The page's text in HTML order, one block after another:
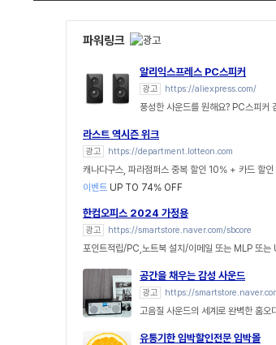
파워링크
알리익스프레스 PC스피커
광고 https://aliexpress.com/
풍성한 사운드를 원해요? PC스피커
라스트 역시즌 위크
광고 https://department.lotteon.com
캐나다구스, 파라점퍼스 중복 할인 10% + 카드 할
이벤트 UP TO 74% OFF
한컴오피스 2024 가정용
광고 https://smartstore.naver.com/sbcore
포인트적립/PC,노트북 설치/이메일 또는 MLP 또는
공간을 채우는 감성 사운드
광고 https://
고음질 사운드의 세계로 완벽한 홈오
유통기한 임박할인전문 임박몰